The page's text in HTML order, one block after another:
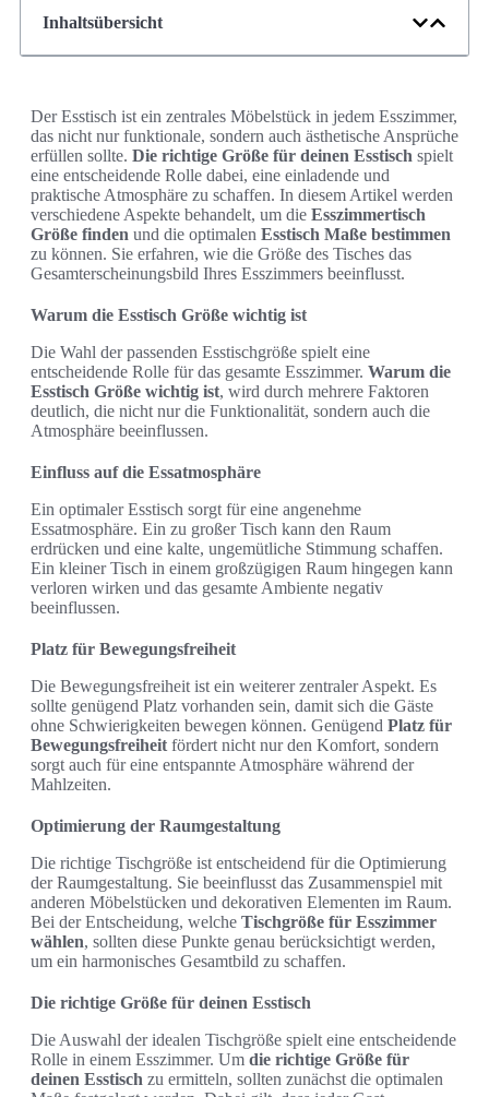
Inhaltsübersicht
Der Esstisch ist ein zentrales Möbelstück in jedem Esszimmer,
das nicht nur funktionale, sondern auch ästhetische Ansprüche
erfüllen sollte. Die richtige Größe für deinen Esstisch spielt
eine entscheidende Rolle dabei, eine einladende und
praktische Atmosphäre zu schaffen. In diesem Artikel werden
verschiedene Aspekte behandelt, um die Esszimmertisch
Größe finden und die optimalen Esstisch Maße bestimmen
zu können. Sie erfahren, wie die Größe des Tisches das
Gesamterscheinungsbild Ihres Esszimmers beeinflusst.
Warum die Esstisch Größe wichtig ist
Die Wahl der passenden Esstischgröße spielt eine
entscheidende Rolle für das gesamte Esszimmer. Warum die
Esstisch Größe wichtig ist, wird durch mehrere Faktoren
deutlich, die nicht nur die Funktionalität, sondern auch die
Atmosphäre beeinflussen.
Einfluss auf die Essatmosphäre
Ein optimaler Esstisch sorgt für eine angenehme
Essatmosphäre. Ein zu großer Tisch kann den Raum
erdrücken und eine kalte, ungemütliche Stimmung schaffen.
Ein kleiner Tisch in einem großzügigen Raum hingegen kann
verloren wirken und das gesamte Ambiente negativ
beeinflussen.
Platz für Bewegungsfreiheit
Die Bewegungsfreiheit ist ein weiterer zentraler Aspekt. Es
sollte genügend Platz vorhanden sein, damit sich die Gäste
ohne Schwierigkeiten bewegen können. Genügend Platz für
Bewegungsfreiheit fördert nicht nur den Komfort, sondern
sorgt auch für eine entspannte Atmosphäre während der
Mahlzeiten.
Optimierung der Raumgestaltung
Die richtige Tischgröße ist entscheidend für die Optimierung
der Raumgestaltung. Sie beeinflusst das Zusammenspiel mit
anderen Möbelstücken und dekorativen Elementen im Raum.
Bei der Entscheidung, welche Tischgröße für Esszimmer
wählen, sollten diese Punkte genau berücksichtigt werden,
um ein harmonisches Gesamtbild zu schaffen.
Die richtige Größe für deinen Esstisch
Die Auswahl der idealen Tischgröße spielt eine entscheidende
Rolle in einem Esszimmer. Um die richtige Größe für
deinen Esstisch zu ermitteln, sollten zunächst die optimalen